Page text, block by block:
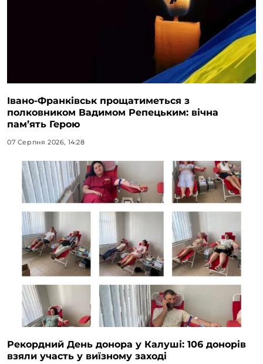
Івано-Франківськ прощатиметься з
полковником Вадимом Репецьким: вічна
пам’ять Герою
07 Серпня 2026, 14:28
Рекордний День донора у Калуші: 106 донорів
взяли участь у виїзному заході